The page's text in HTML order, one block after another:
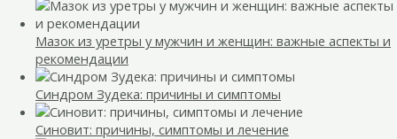
Мазок из уретры у мужчин и женщин: важные аспекты и
рекомендации
Синдром Зудека: причины и симптомы
Синовит: причины, симптомы и лечение